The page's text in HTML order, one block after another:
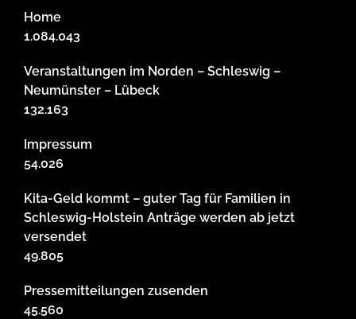
Home
1.084.043
Veranstaltungen im Norden – Schleswig –
Neumünster – Lübeck
132.163
Impressum
54.026
Kita-Geld kommt – guter Tag für Familien in
Schleswig-Holstein Anträge werden ab jetzt
versendet
49.805
Pressemitteilungen zusenden
45.560